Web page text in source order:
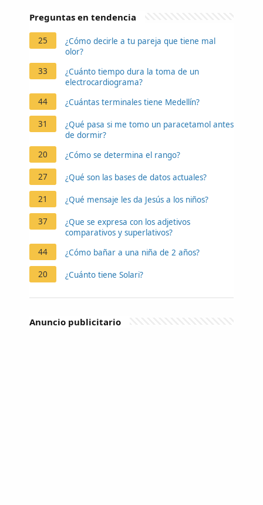
Preguntas en tendencia
25
¿Cómo decirle a tu pareja que tiene mal
olor?
33
¿Cuánto tiempo dura la toma de un
electrocardiograma?
44
¿Cuántas terminales tiene Medellín?
31
¿Qué pasa si me tomo un paracetamol antes
de dormir?
20
¿Cómo se determina el rango?
27 ¿Qué son las bases de datos actuales?
21 ¿Qué mensaje les da Jesús a los niños?
37
¿Que se expresa con los adjetivos
comparativos y superlativos?
44
¿Cómo bañar a una niña de 2 años?
20 ¿Cuánto tiene Solari?
Anuncio publicitario